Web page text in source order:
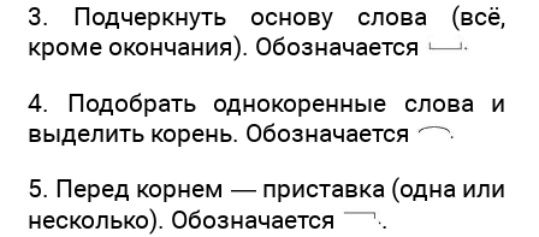
3. Подчеркнуть основу слова (всё,
кроме окончания). Обозначается
4. Подобрать однокоренные слова и
выделить корень. Обозначается
5. Перед корнем — приставка (одна или
несколько). Обозначается
.